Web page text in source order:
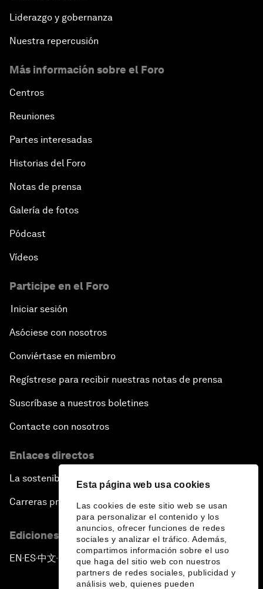
Esta página web usa cookies
Las cookies de este sitio web se usan
para personalizar el contenido y los
anuncios, ofrecer funciones de redes
sociales y analizar el tráfico. Además,
compartimos información sobre el uso
que haga del sitio web con nuestros
partners de redes sociales, publicidad y
análisis web, quienes pueden
Liderazgo y gobernanza
Nuestra repercusión
Más información sobre el Foro
Centros
Reuniones
Partes interesadas
Historias del Foro
Notas de prensa
Galería de fotos
Pódcast
Vídeos
Participe en el Foro
Iniciar sesión
Asóciese con nosotros
Conviértase en miembro
Regístrese para recibir nuestras notas de prensa
Suscríbase a nuestros boletines
Contacte con nosotros
Enlaces directos
La sostenibilidad en el Foro
Carreras profesionales
Ediciones en otros idiomas
EN ▪ES▪中文▪ 日本語